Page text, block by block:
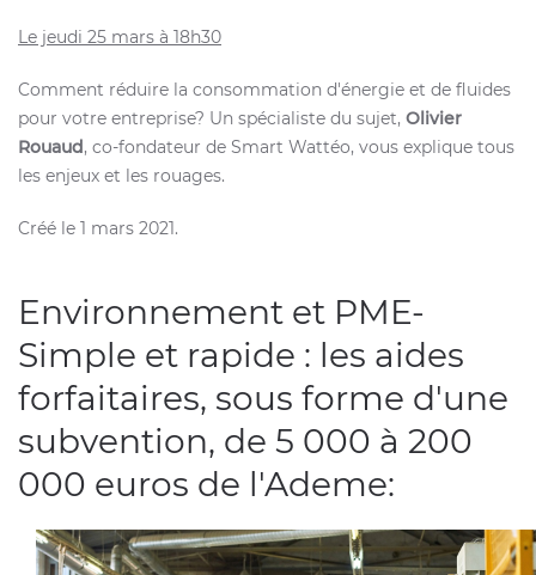
Le jeudi 25 mars à 18h30
Comment réduire la consommation d'énergie et de fluides
pour votre entreprise? Un spécialiste du sujet, Olivier
Rouaud, co-fondateur de Smart Wattéo, vous explique tous
les enjeux et les rouages.
Créé le 1 mars 2021.
Environnement et PME-
Simple et rapide : les aides
forfaitaires, sous forme d'une
subvention, de 5 000 à 200
000 euros de l'Ademe: